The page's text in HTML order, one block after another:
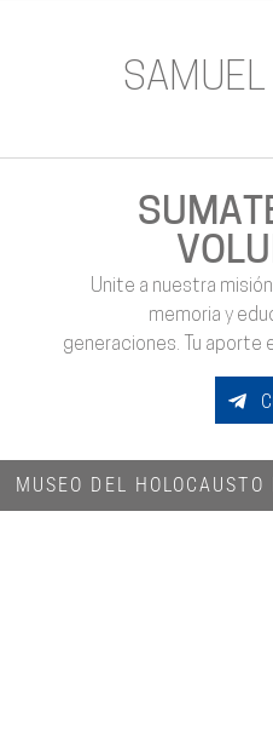
SAMUEL
Unite a nuestra
memoria y
generaciones. Tu aporte
MUSEO DEL